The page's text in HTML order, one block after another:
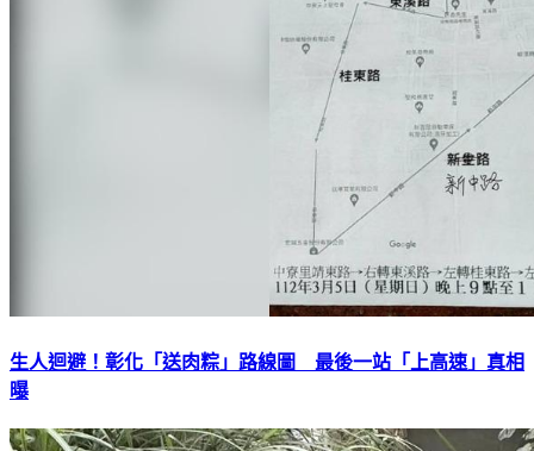
生人迴避！彰化「送肉粽」路線圖 最後一站「上高速」真相
曝